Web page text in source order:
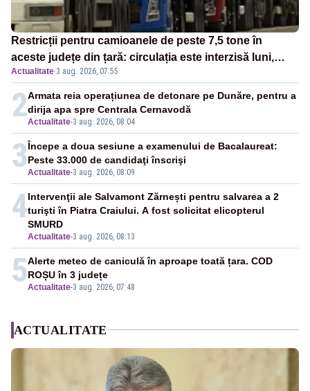
Restricții pentru camioanele de peste 7,5 tone în
aceste județe din țară: circulația este interzisă luni,
între orele 12:00 și 20:00
Actualitate·3 aug. 2026, 07:55
2Actualitate-3 aug. 2026, 08:04
Armata reia operațiunea de detonare pe Dunăre, pentru a
dirija apa spre Centrala Cernavodă
3Actualitate-3 aug. 2026, 08:09
Începe a doua sesiune a examenului de Bacalaureat:
Peste 33.000 de candidaţi înscrişi
4
Actualitate-3 aug. 2026, 08:13
Intervenţii ale Salvamont Zărnești pentru salvarea a 2
turişti în Piatra Craiului. A fost solicitat elicopterul
SMURD
5Actualitate-3 aug. 2026, 07:48
Alerte meteo de caniculă în aproape toată țara. COD
ROȘU în 3 județe
ACTUALITATE